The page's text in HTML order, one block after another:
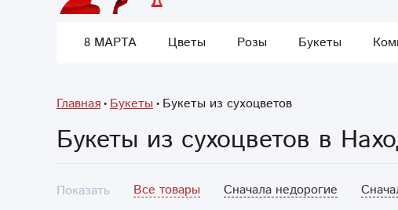
8 МАРТА Цветы Розы Букеты
Главная Букеты Букеты из сухоцветов
Букеты из сухоцветов в
Показать Все товары Сначала недорогие